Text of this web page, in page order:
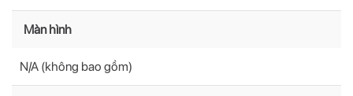
Màn hình
N/A (không bao gồm)